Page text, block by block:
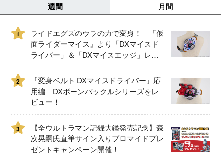
週間 月間
1
ライドエグズのウラの力で変身！ 『仮
面ライダーマイス』より「DXマイスド
ライバー」＆「DXマイスエッジ」レビ
ュー！
2
「変身ベルト DXマイスドライバー」応
用編 DXボーンバックルシリーズをレ
ビュー！
3
【全ウルトラマン記録大鑑発売記念】森
次晃嗣氏直筆サイン入りブロマイドプレ
ゼントキャンペーン開催！